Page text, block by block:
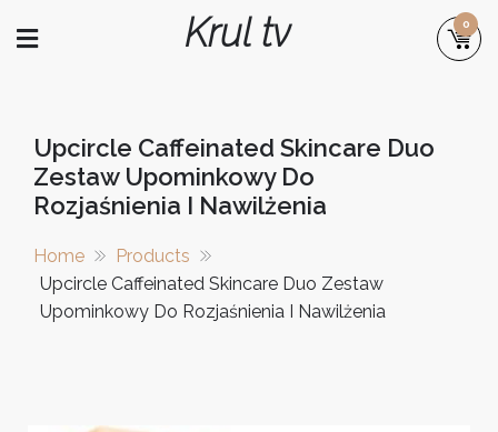
Krul tv 0
Upcircle Caffeinated Skincare Duo
Zestaw Upominkowy Do
Rozjaśnienia I Nawilżenia
Home
Products
Upcircle Caffeinated Skincare Duo Zestaw
Upominkowy Do Rozjaśnienia I Nawilżenia